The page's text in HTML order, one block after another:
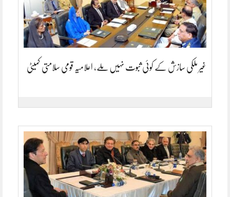
غیر ملکی سازش کے کوئی ثبوت نہیں ملے، اعلامیہ قومی سلامتی کمیٹی